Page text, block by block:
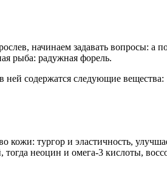
начинаем задавать вопросы: а
рыба: радужная форель.
ней содержатся следующие вещества:
кожи: тургор и эластичность,
неоцин и омега-3 кислоты,